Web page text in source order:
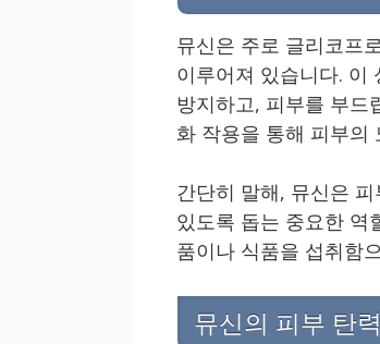
뮤신은 주로 글리코프
이루어져 있습니다. 이
방지하고, 피부를 부드
화 작용을 통해 피부의
간단히 말해, 뮤신은
있도록 돕는 중요한 역
품이나 식품을 섭취함
뮤신의 피부 탄